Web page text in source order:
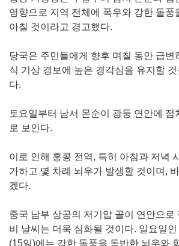
영향으로 지역 전체에 폭우와 강한 돌풍
아칠 것이라고 경고했다.
당국은 주민들에게 향후 며칠 동안 급변
식 기상 경보에 높은 경각심을 유지할
다.
토요일부터 남서 몬순이 광둥 연안에 점
로 보인다.
이로 인해 홍콩 전역, 특히 아침과 저녁
가하고 몇 차례 뇌우가 발생할 것이며,
겠다.
중국 남부 상공의 저기압 골이 연안으로
비 날씨는 더욱 심화될 것이다. 일요일
(15일)에는 강한 돌풍을 동반한 뇌우와